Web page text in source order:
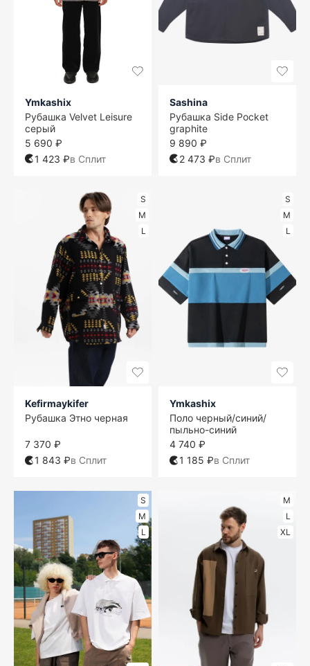
Ymkashix
Рубашка Velvet Leisure
серый
5 690 ₽
1 423 ₽в Сплит
Sashina
Рубашка Side Pocket
graphite
9 890 ₽
2 473 ₽в Сплит
S
M
L
Kefirmaykifer
Рубашка Этно черная
7 370 ₽
1 843 ₽в Сплит
S
M
L
Ymkashix
Поло черный/синий/
пыльно-синий
4 740 ₽
1 185 ₽в Сплит
S
M
L
M
L
XL